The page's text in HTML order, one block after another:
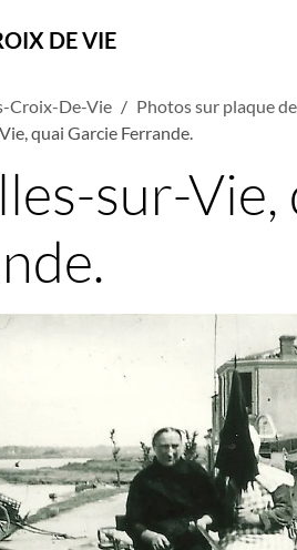
DE VIE
Croix-De-Vie
Photos sur plaque
quai Garcie Ferrande.
sur-Vie,